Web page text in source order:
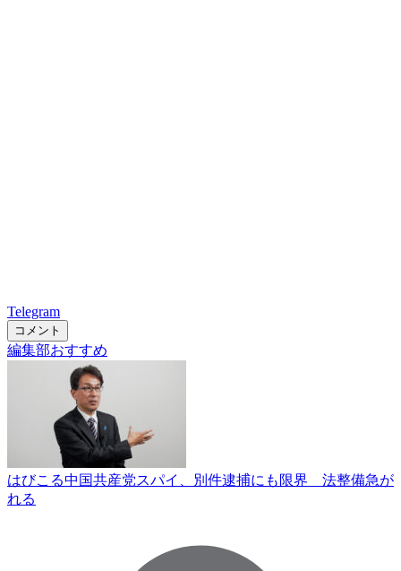
Telegram
コメント
編集部おすすめ
はびこる中国共産党スパイ、別件逮捕にも限界 法整備急が
れる